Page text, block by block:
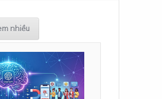
nhiều